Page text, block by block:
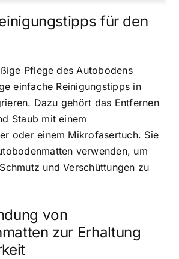
für den
Pflege des Autobodens
einfache Reinigungstipps in
Dazu gehört das Entfernen
Staub mit einem
oder einem Mikrofasertuch. Sie
verwenden, um
und Verschüttungen zu
von
zur Erhaltung